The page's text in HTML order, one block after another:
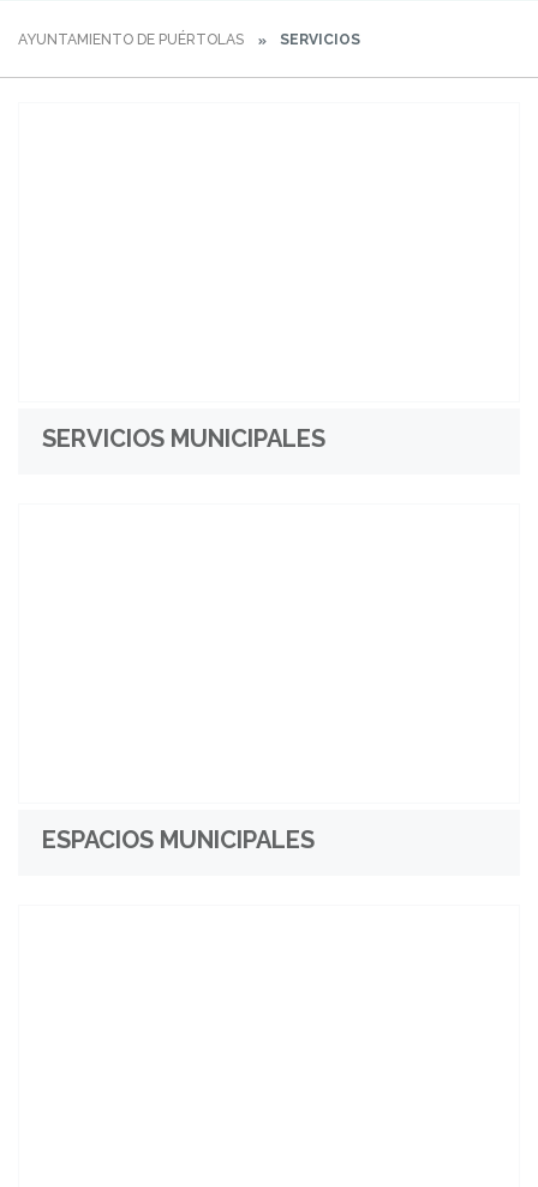
AYUNTAMIENTO DE PUÉRTOLAS SERVICIOS
SERVICIOS MUNICIPALES
ESPACIOS MUNICIPALES